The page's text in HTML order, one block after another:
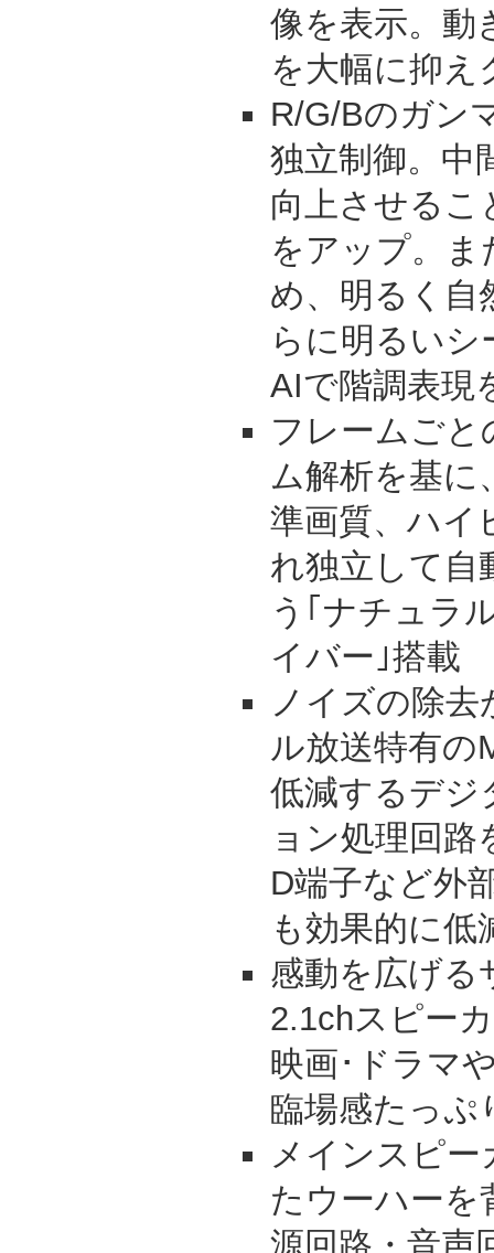
像を表示。動
を大幅に抑え
R/G/Bのガン
独立制御。中
向上させるこ
をアップ。ま
め、明るく自
らに明るい
AIで階調表現
フレームご
ム解析を基に
準画質、ハイ
れ独立して自
う｢ナチュラ
イバー｣搭載
ノイズの除
ル放送特有の
低減するデジ
ョン処理回
D端子など外
も効果的に低
感動を広げる
2.1chスピー
映画･ドラマ
臨場感たっぷ
メインスピ
たウーハーを
源回路・音声